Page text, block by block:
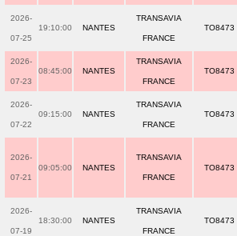
2026-
07-25
19:10:00 NANTES
TRANSAVIA
FRANCE
TO8473
2026-
07-23
08:45:00 NANTES
TRANSAVIA
FRANCE
TO8473
2026-
07-22
09:15:00 NANTES
TRANSAVIA
FRANCE
TO8473
2026-
07-21
09:05:00 NANTES
TRANSAVIA
FRANCE
TO8473
2026-
07-19
18:30:00 NANTES
TRANSAVIA
FRANCE
TO8473